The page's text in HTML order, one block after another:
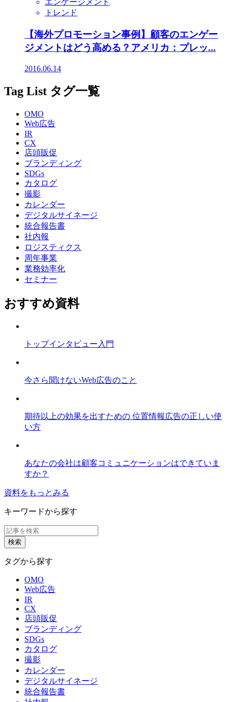
エンゲージメント
トレンド
【海外プロモーション事例】顧客のエンゲー
ジメントはどう高める？アメリカ：プレッ...
2016.06.14
Tag List タグ一覧
OMO
Web広告
IR
CX
店頭販促
ブランディング
SDGs
カタログ
撮影
カレンダー
デジタルサイネージ
統合報告書
社内報
ロジスティクス
周年事業
業務効率化
セミナー
おすすめ資料
トップインタビュー入門
今さら聞けないWeb広告のこと
期待以上の効果を出すための 位置情報広告の正しい使
い方
あなたの会社は顧客コミュニケーションはできていま
すか？
資料をもっとみる
キーワードから探す
タグから探す
OMO
Web広告
IR
CX
店頭販促
ブランディング
SDGs
カタログ
撮影
カレンダー
デジタルサイネージ
統合報告書